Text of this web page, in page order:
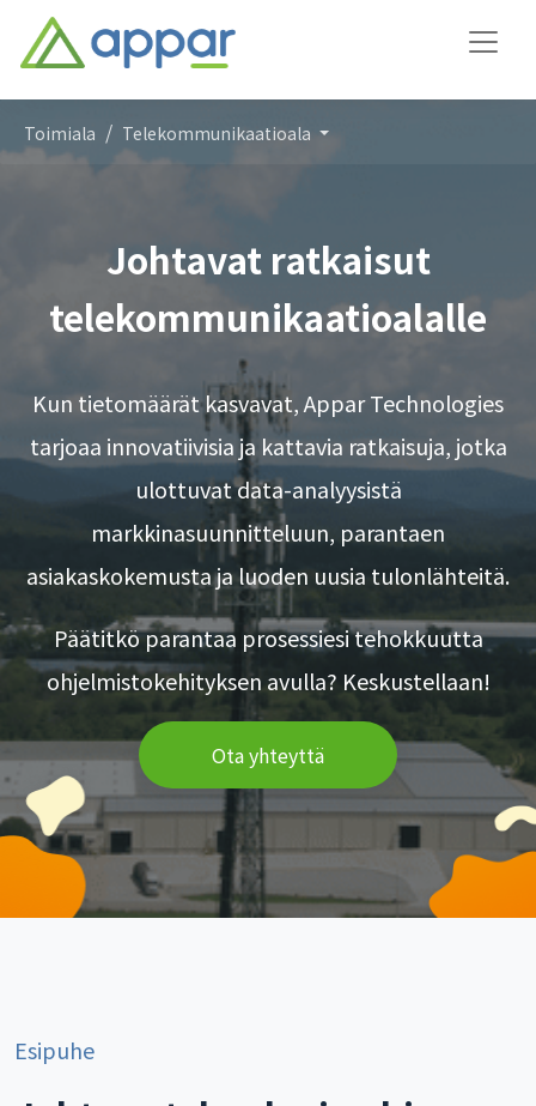
Toimiala Telekommunikaatioala
Johtavat ratkaisut
telekommunikaatioalalle
Kun tietomäärät kasvavat, Appar Technologies
tarjoaa innovatiivisia ja kattavia ratkaisuja, jotka
ulottuvat data-analyysistä
markkinasuunnitteluun, parantaen
asiakaskokemusta ja luoden uusia tulonlähteitä.
Päätitkö parantaa prosessiesi tehokkuutta
ohjelmistokehityksen avulla? Keskustellaan!
Ota yhteyttä
Esipuhe